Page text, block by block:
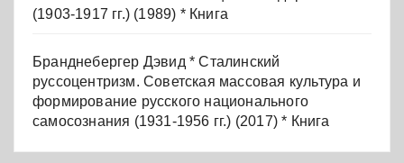
(1903-1917 гг.) (1989) * Книга
Бранднебергер Дэвид * Сталинский
руссоцентризм. Советская массовая культура и
формирование русского национального
самосознания (1931-1956 гг.) (2017) * Книга